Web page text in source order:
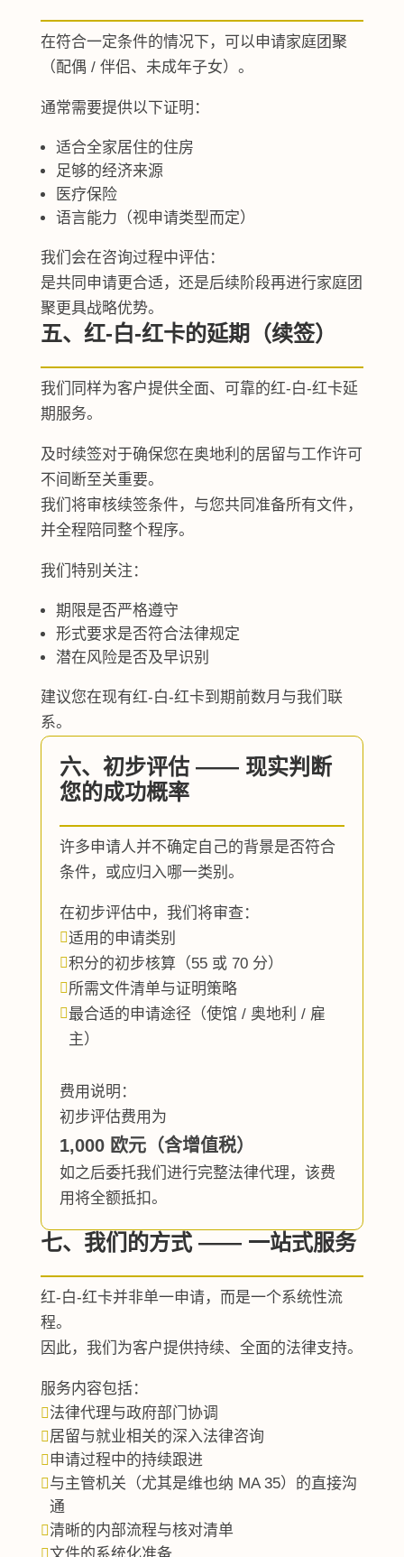
在符合一定条件的情况下，可以申请家庭团聚
（配偶 / 伴侣、未成年子女）。
通常需要提供以下证明：
适合全家居住的住房
足够的经济来源
医疗保险
语言能力（视申请类型而定）
我们会在咨询过程中评估：
是共同申请更合适，还是后续阶段再进行家庭团
聚更具战略优势。
五、红-白-红卡的延期（续签）
我们同样为客户提供全面、可靠的红-白-红卡延
期服务。
及时续签对于确保您在奥地利的居留与工作许可
不间断至关重要。
我们将审核续签条件，与您共同准备所有文件，
并全程陪同整个程序。
我们特别关注：
期限是否严格遵守
形式要求是否符合法律规定
潜在风险是否及早识别
建议您在现有红-白-红卡到期前数月与我们联
系。
六、初步评估 —— 现实判断
您的成功概率
许多申请人并不确定自己的背景是否符合
条件，或应归入哪一类别。
在初步评估中，我们将审查：
适用的申请类别
积分的初步核算（55 或 70 分）
所需文件清单与证明策略
最合适的申请途径（使馆 / 奥地利 / 雇
主）
费用说明：
初步评估费用为
1,000 欧元（含增值税）
如之后委托我们进行完整法律代理，该费
用将全额抵扣。
七、我们的方式 —— 一站式服务
红-白-红卡并非单一申请，而是一个系统性流
程。
因此，我们为客户提供持续、全面的法律支持。
服务内容包括：
法律代理与政府部门协调
居留与就业相关的深入法律咨询
 申请过程中的持续跟进
与主管机关（尤其是维也纳 MA 35）的直接沟
通
清晰的内部流程与核对清单
